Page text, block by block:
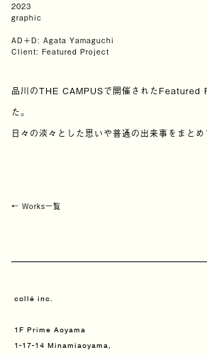
2023
graphic
AD＋D: Agata Yamaguchi
Client: Featured Project
品川のTHE CAMPUSで開催されたFeatured
た。
日々の淡々とした思いや普通の出来事をまとめ
← Works一覧
collé inc.
1F Prime Aoyama
1-17-14 Minamiaoyama,